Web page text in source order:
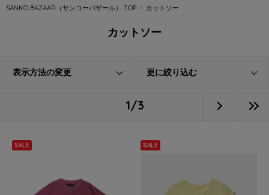
SANKO BAZAAR（サンコーバザール） TOP カットソー
カットソー
表示方法の変更 更に絞り込む
1/3
SALE SALE